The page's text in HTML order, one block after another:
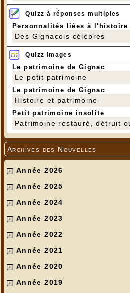
Quizz à réponses multiples
Personnalités liées à l'histoire
Des Gignacois célèbres
Quizz images
Le patrimoine de Gignac
Le petit patrimoine
Le patrimoine de Gignac
Histoire et patrimoine
Petit patrimoine insolite
Patrimoine restauré, détruit
Archives des Nouvelles
Année 2026
Année 2025
Année 2024
Année 2023
Année 2022
Année 2021
Année 2020
Année 2019